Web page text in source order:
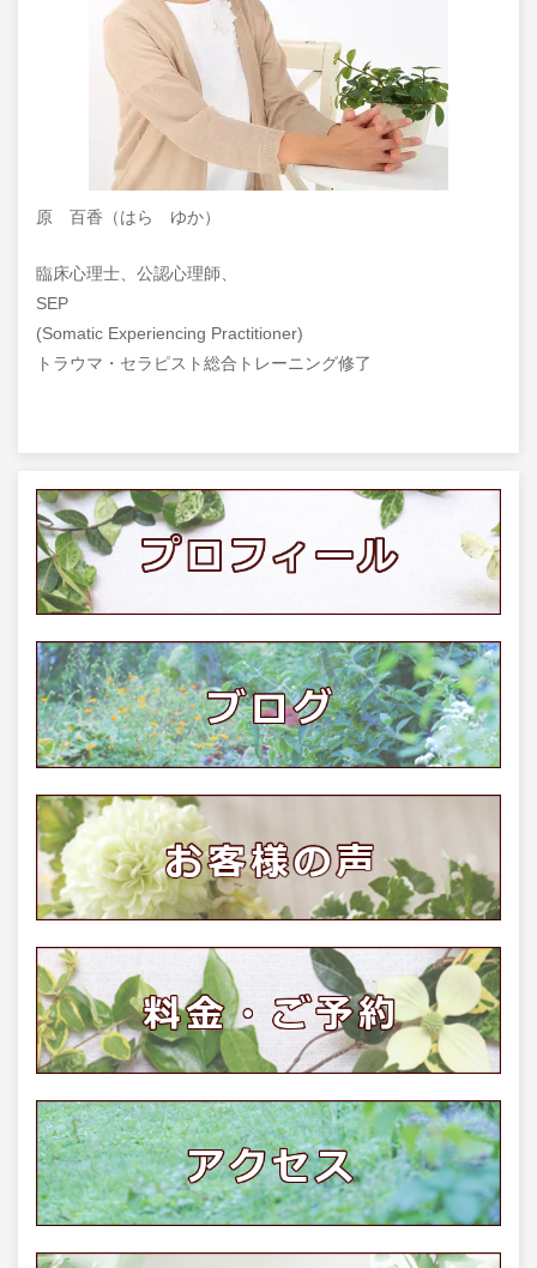
原 百香（はら ゆか）
臨床心理士、公認心理師、
SEP
(Somatic Experiencing Practitioner)
トラウマ・セラピスト総合トレーニング修了